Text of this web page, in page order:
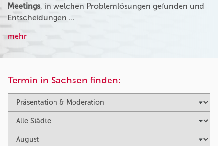
Meetings, in welchen Problemlösungen gefunden und
Entscheidungen …
mehr
Termin in Sachsen finden: